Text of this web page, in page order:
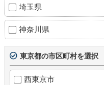
埼玉県
神奈川県
東京都の市区町村を選択
西東京市